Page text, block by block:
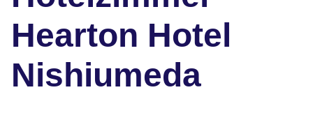
Hearton Hotel
Nishiumeda